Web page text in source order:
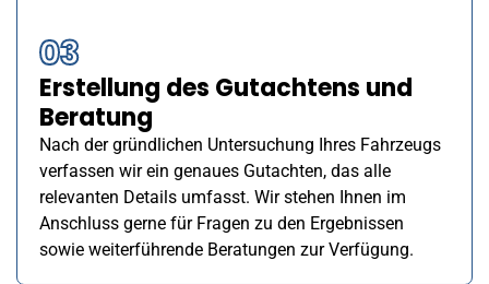
03
Erstellung des Gutachtens und
Beratung
Nach der gründlichen Untersuchung Ihres Fahrzeugs
verfassen wir ein genaues Gutachten, das alle
relevanten Details umfasst. Wir stehen Ihnen im
Anschluss gerne für Fragen zu den Ergebnissen
sowie weiterführende Beratungen zur Verfügung.